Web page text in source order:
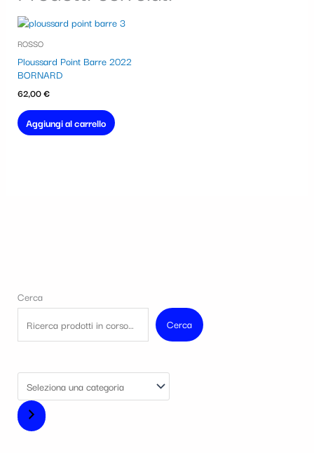
ROSSO
Ploussard Point Barre 2022
BORNARD
62,00€
Aggiungi al carrello
Cerca
Cerca